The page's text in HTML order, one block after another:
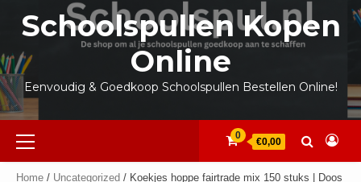
inhoud
Schoolspullen Kopen
Online
Eenvoudig & Goedkoop Schoolspullen Bestellen Online!
Primair
menu
0
€0,00
Home / Uncategorized / Koekjes hoppe fairtrade mix 150 stuks | Doos